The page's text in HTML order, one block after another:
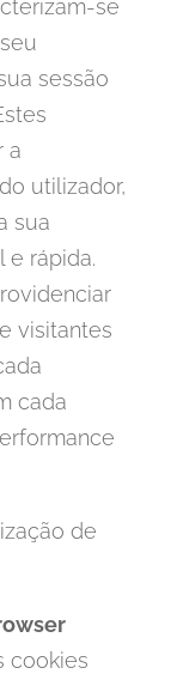
se
sessão
a
utilizador,
sua
e rápida.
visitantes
cada
de
cookies